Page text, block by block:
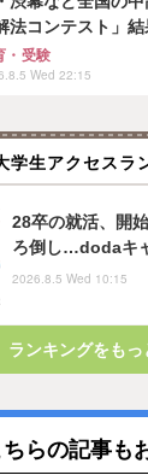
法コンテスト」
・受験
Wed 22:15
学生アクセスラ
28卒の就活、開
ろ倒し…dodaキ
2026.8.5 Wed 10:15
ランキングをもっ
ちらの記事も